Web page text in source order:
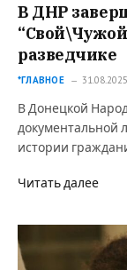
В ДНР
разведчике
*ГЛАВНОЕ 31.08.2025
В Донецкой
документальной
истории
Читать далее